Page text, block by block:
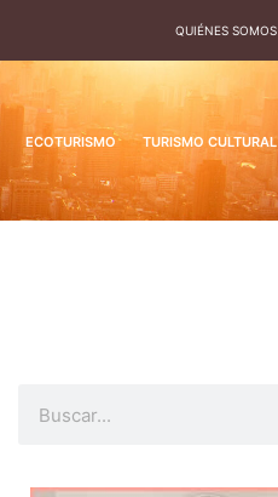
QUIÉNES SOMOS
ECOTURISMO TURISMO CULTURAL